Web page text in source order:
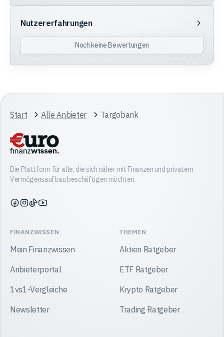
Nutzererfahrungen
Nutzererfahrungen
Noch keine Bewertungen
Start Alle Anbieter Targobank
Die Plattform für alle, die sich näher mit Finanzen und privatem
Vermögensaufbau beschäftigen möchten.
Finanzwissen
Facebook
Finanzwissen
Instagram
Finanzwissen
TikTok
Finanzwissen
YouTube
FINANZWISSEN
Mein Finanzwissen
Anbieterportal
1vs1-Vergleiche
Newsletter
THEMEN
Aktien Ratgeber
ETF Ratgeber
Krypto Ratgeber
Trading Ratgeber